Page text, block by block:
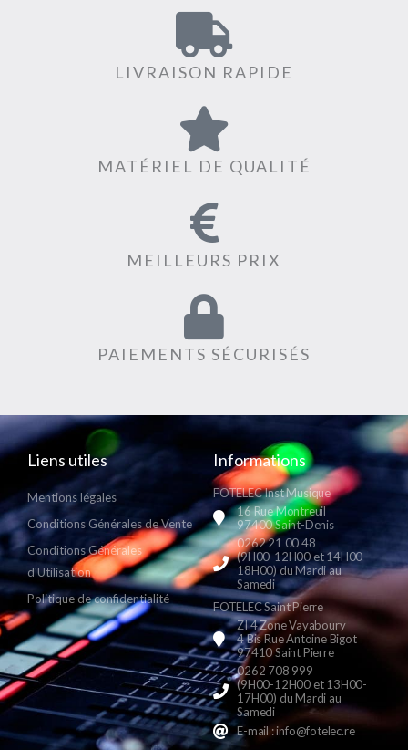
LIVRAISON RAPIDE
MATÉRIEL DE QUALITÉ
MEILLEURS PRIX
PAIEMENTS SÉCURISÉS
Liens utiles
Mentions légales
Conditions Générales de Vente
Conditions Générales
d'Utilisation
Politique de confidentialité
Informations
FOTELEC Inst Musique
16 Rue Montreuil
97400 Saint-Denis
0262 21 00 48
(9H00-12H00 et 14H00-
18H00) du Mardi au
Samedi
FOTELEC Saint Pierre
ZI 4 Zone Vayaboury
4 Bis Rue Antoine Bigot
97410 Saint Pierre
0262 708 999
(9H00-12H00 et 13H00-
17H00) du Mardi au
Samedi
E-mail : info@fotelec.re